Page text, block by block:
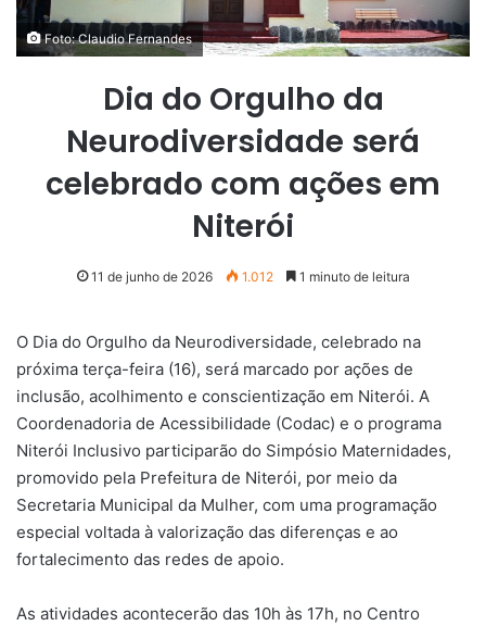
Foto: Claudio Fernandes
Dia do Orgulho da
Neurodiversidade será
celebrado com ações em
Niterói
11 de junho de 2026 1.012 1 minuto de leitura
O Dia do Orgulho da Neurodiversidade, celebrado na
próxima terça-feira (16), será marcado por ações de
inclusão, acolhimento e conscientização em Niterói. A
Coordenadoria de Acessibilidade (Codac) e o programa
Niterói Inclusivo participarão do Simpósio Maternidades,
promovido pela Prefeitura de Niterói, por meio da
Secretaria Municipal da Mulher, com uma programação
especial voltada à valorização das diferenças e ao
fortalecimento das redes de apoio.
As atividades acontecerão das 10h às 17h, no Centro